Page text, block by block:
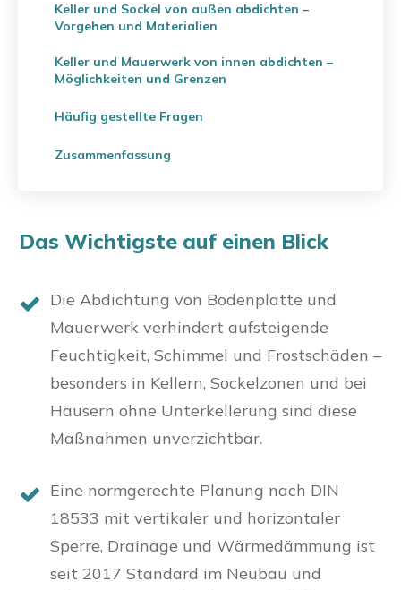
Keller und Sockel von außen abdichten –
Vorgehen und Materialien
Keller und Mauerwerk von innen abdichten –
Möglichkeiten und Grenzen
Häufig gestellte Fragen
Zusammenfassung
Das Wichtigste auf einen Blick
Die Abdichtung von Bodenplatte und
Mauerwerk verhindert aufsteigende
Feuchtigkeit, Schimmel und Frostschäden –
besonders in Kellern, Sockelzonen und bei
Häusern ohne Unterkellerung sind diese
Maßnahmen unverzichtbar.
Eine normgerechte Planung nach DIN
18533 mit vertikaler und horizontaler
Sperre, Drainage und Wärmedämmung ist
seit 2017 Standard im Neubau und